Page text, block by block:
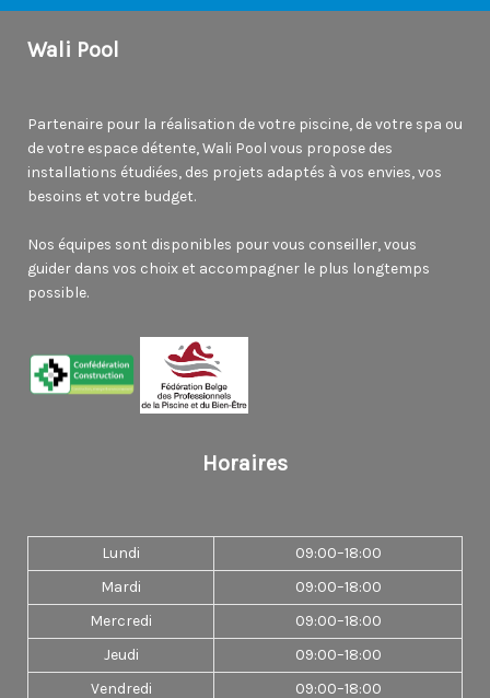
Wali Pool
Partenaire pour la réalisation de votre piscine, de votre spa ou
de votre espace détente, Wali Pool vous propose des
installations étudiées, des projets adaptés à vos envies, vos
besoins et votre budget.
Nos équipes sont disponibles pour vous conseiller, vous
guider dans vos choix et accompagner le plus longtemps
possible.
Horaires
Lundi
09:00–18:00
Mardi
09:00–18:00
Mercredi
09:00–18:00
Jeudi
09:00–18:00
Vendredi
09:00–18:00